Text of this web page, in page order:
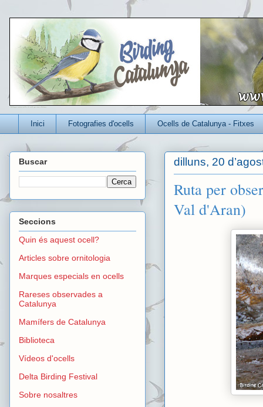
Un blog per conèixer millor els ocells que viuen a Catalunya
Inici Fotografies d'ocells Ocells de Catalunya - Fitxes
dilluns, 20
Ruta per
Val d'Aran)
Buscar
Seccions
Quin és aquest ocell?
Articles sobre ornitologia
Marques especials en ocells
Rareses observades a
Catalunya
Mamífers de Catalunya
Biblioteca
Vídeos d'ocells
Delta Birding Festival
Sobre nosaltres